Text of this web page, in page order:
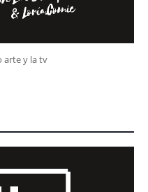
arte y la tv